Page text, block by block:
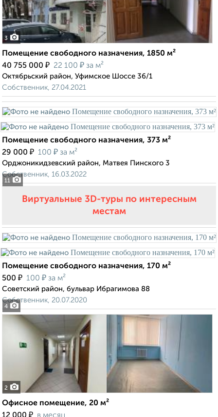
3
Помещение свободного назначения, 1850 м²
40 755 000 ₽ 22 100 ₽ за м²
Октябрьский район, Уфимское Шоссе 36/1
Собственник, 27.04.2021
11
Помещение свободного назначения, 373 м²
29 000 ₽ 100 ₽ за м²
Орджоникидзевский район, Матвея Пинского 3
Собственник, 16.03.2022
Виртуальные 3D-туры по интересным
местам
4
Помещение свободного назначения, 170 м²
500 ₽ 100 ₽ за м²
Советский район, бульвар Ибрагимова 88
Собственник, 20.07.2020
2
Офисное помещение, 20 м²
₽